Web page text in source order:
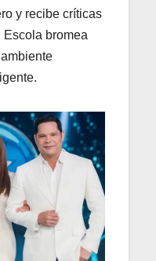
y recibe críticas
Escola bromea